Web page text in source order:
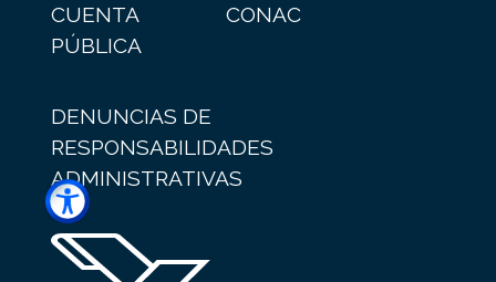
CUENTA
PÚBLICA
CONAC
DENUNCIAS DE
RESPONSABILIDADES
ADMINISTRATIVAS